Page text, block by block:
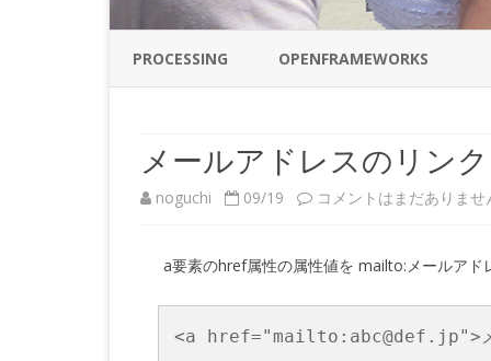
PROCESSING OPENFRAMEWORKS
メールアドレスのリンク
noguchi 09/19
メ
ル
ア
ド
コメントはまだありませ
a要素のhref属性の属性値を mailto:メールアド
<a href="mailto:abc@def.jp">メ